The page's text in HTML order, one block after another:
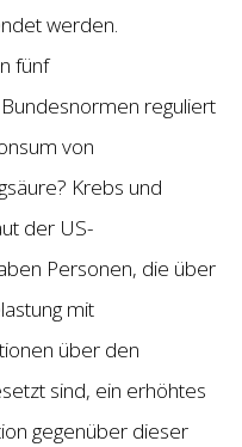
werden.
fünf
reguliert
von
Krebs und
der US-
Personen, die über
mit
über den
sind, ein erhöhtes
gegenüber dieser